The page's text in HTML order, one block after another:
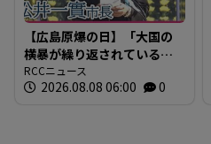
【広島原爆の日】「大国の
横暴が繰り返されている」
広島市・松井市長 世界の
為政者に核兵器廃絶への取
RCCニュース
2026.08.08 06:00 0